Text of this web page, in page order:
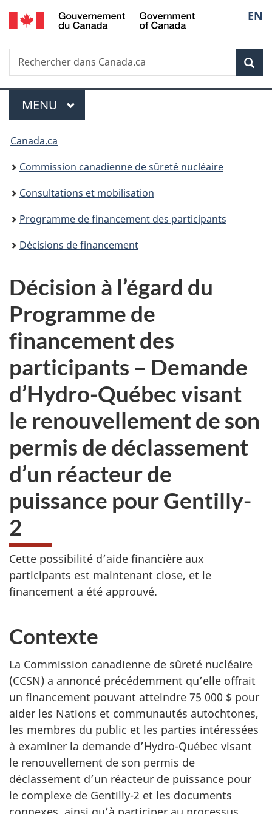
Passer
au
principal
de
la
EN
Recherche
Rechercher
dans
Menu
MENU PRINCIPAL
Vous
êtes
ici
Canada.ca
Commission canadienne de sûreté nucléaire
Consultations et mobilisation
Programme de financement des participants
Décisions de financement
Décision à l’égard du
Programme de
financement des
participants – Demande
d’Hydro-Québec visant
le renouvellement de son
permis de déclassement
d’un réacteur de
puissance pour Gentilly-
2
Cette possibilité d’aide financière aux
participants est maintenant close, et le
financement a été approuvé.
Contexte
La Commission canadienne de sûreté nucléaire
(CCSN) a annoncé précédemment qu’elle offrait
un financement pouvant atteindre 75 000 $ pour
aider les Nations et communautés autochtones,
les membres du public et les parties intéressées
à examiner la demande d’Hydro-Québec visant
le renouvellement de son permis de
déclassement d’un réacteur de puissance pour
le complexe de Gentilly-2 et les documents